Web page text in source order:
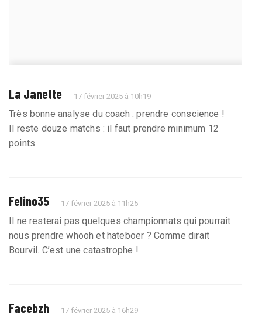
La Janette 17 février 2025 à 10h19
Très bonne analyse du coach : prendre conscience !
Il reste douze matchs : il faut prendre minimum 12
points
Felino35 17 février 2025 à 11h25
Il ne resterai pas quelques championnats qui pourrait
nous prendre whooh et hateboer ? Comme dirait
Bourvil. C’est une catastrophe !
Facebzh 17 février 2025 à 16h29